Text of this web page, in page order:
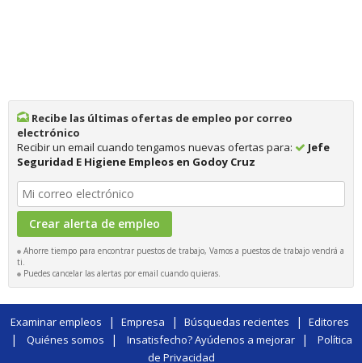
Recibe las últimas ofertas de empleo por correo
electrónico
Recibir un email cuando tengamos nuevas ofertas para:
Jefe
Seguridad E Higiene Empleos en Godoy Cruz
Ahorre tiempo para encontrar puestos de trabajo, Vamos a puestos de trabajo vendrá a
ti.
Puedes cancelar las alertas por email cuando quieras.
Examinar empleos | Empresa | Búsquedas recientes | Editores
| Quiénes somos | Insatisfecho? Ayúdenos a mejorar|
Política
de Privacidad